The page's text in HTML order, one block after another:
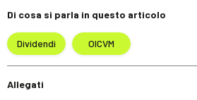
Di cosa si parla in questo articolo
Dividendi OICVM
Allegati